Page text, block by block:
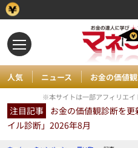
人気 ニュース お金の価値
※本サイトは一部アフィリエイ
注目記事 お金の価値観診断を
イル診断」2026年8月